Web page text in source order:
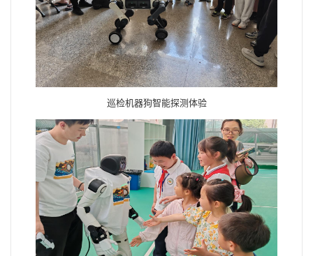
巡检机器狗智能探测体验